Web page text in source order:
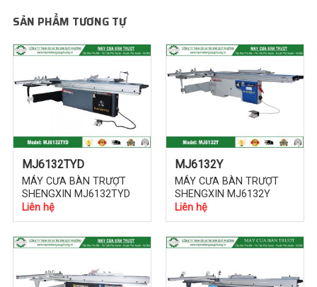
động nâng cao hiệu suất và thuận tiện, nhanh chóng hơn
Với những xưởng nhận gia công số lượng lớn, thì các chiếc
máy hiện đại dùng trong sản xuất nội thất công nghiệp
chính là công cụ hỗ trợ đắc lực. Chúng sẽ giúp các xưởng
hoàn thành sản phẩm đúng tiến độ để bàn giao cho khách
hàng, đảm bảo giữ uy tín.
SẢN PHẨM TƯƠNG TỰ
MJ6132TYD
MÁY CƯA BÀN TRƯỢT
SHENGXIN MJ6132TYD
Liên hệ
MJ6132Y
MÁY CƯA BÀN TRƯỢT
SHENGXIN MJ6132Y
Liên hệ